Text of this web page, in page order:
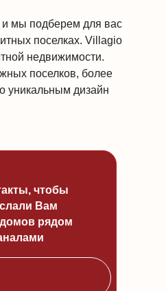
и мы подберем для вас
поселках. Villagio
недвижимости.
поселков, более
уникальным дизайн
чтобы
Вам
рядом